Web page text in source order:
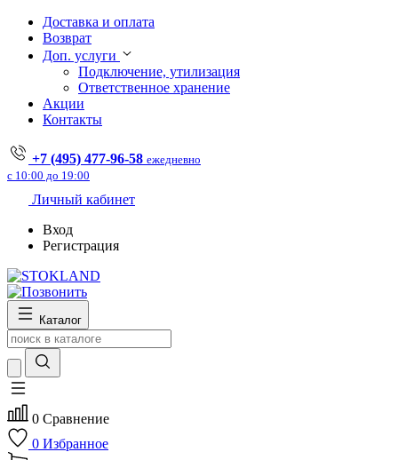
Доставка и оплата
Возврат
Доп. услуги
Подключение, утилизация
Ответственное хранение
Акции
Контакты
+7 (495) 477-96-58 ежедневно
с 10:00 до 19:00
Личный кабинет
Вход
Регистрация
Каталог
0 Сравнение
0 Избранное